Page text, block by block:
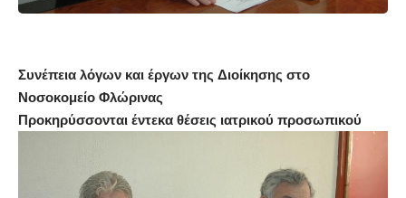
Συνέπεια λόγων και έργων της Διοίκησης στο
Νοσοκομείο Φλώρινας
Προκηρύσσονται έντεκα θέσεις ιατρικού προσωπικού